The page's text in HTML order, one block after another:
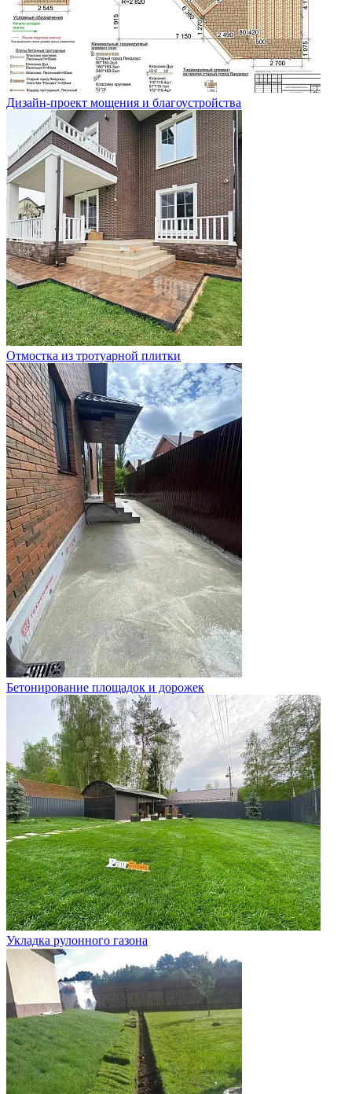
Дизайн-проект мощения и благоустройства
Отмостка из тротуарной плитки
Бетонирование площадок и дорожек
Укладка рулонного газона